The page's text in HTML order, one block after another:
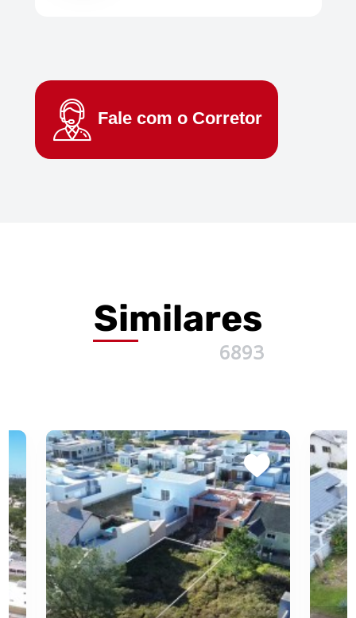
Fale com o Corretor
Similares
6893